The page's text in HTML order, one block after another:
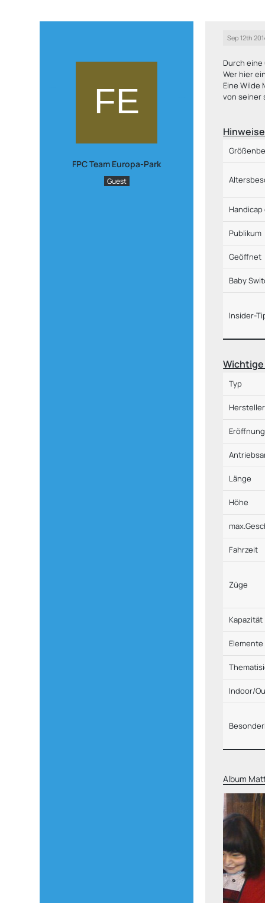
FPC Team Europa-Park
Guest
Sep 12th
Durch
Wer hier
Eine Wilde
von seiner
Hinweise
Publikum
Geöffnet
Baby
Insider-
Typ
Hersteller
Eröffnung
Länge
Höhe
Fahrzeit
Züge
Kapazität
Elemente
Indoor/
Album